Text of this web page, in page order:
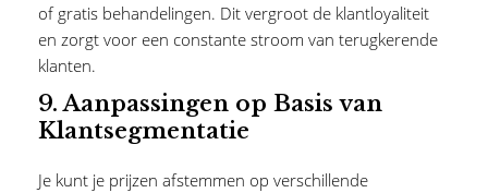
of gratis behandelingen. Dit vergroot de klantloyaliteit
en zorgt voor een constante stroom van terugkerende
klanten.
9.Aanpassingen op Basis van
Klantsegmentatie
Je kunt je prijzen afstemmen op verschillende